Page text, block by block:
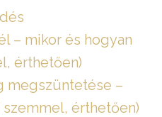
– mikor és hogyan
érthetően)
megszüntetése –
érthetően)